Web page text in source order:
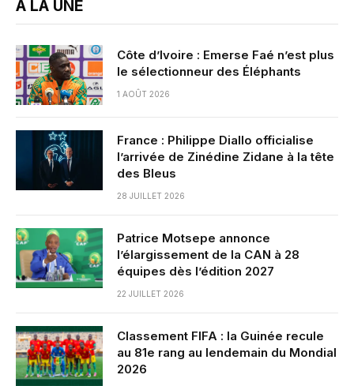
A LA UNE
Côte d’Ivoire : Emerse Faé n’est plus
le sélectionneur des Éléphants
1 AOÛT 2026
France : Philippe Diallo officialise
l’arrivée de Zinédine Zidane à la tête
des Bleus
28 JUILLET 2026
Patrice Motsepe annonce
l’élargissement de la CAN à 28
équipes dès l’édition 2027
22 JUILLET 2026
Classement FIFA : la Guinée recule
au 81e rang au lendemain du Mondial
2026